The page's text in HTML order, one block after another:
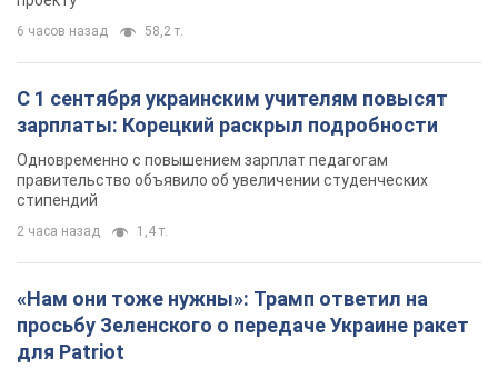
6 часов назад 58,2 т.
С 1 сентября украинским учителям повысят
зарплаты: Корецкий раскрыл подробности
Одновременно с повышением зарплат педагогам
правительство объявило об увеличении студенческих
стипендий
2 часа назад 1,4 т.
«Нам они тоже нужны»: Трамп ответил на
просьбу Зеленского о передаче Украине ракет
для Patriot